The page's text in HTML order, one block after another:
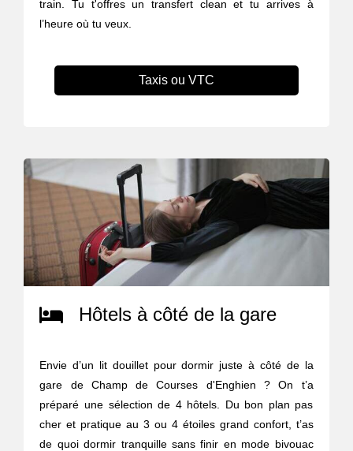
train. Tu t'offres un transfert clean et tu arrives à
l’heure où tu veux.
Taxis ou VTC
Hôtels à côté de la gare
Envie d’un lit douillet pour dormir juste à côté de la
gare de Champ de Courses d'Enghien ? On t’a
préparé une sélection de 4 hôtels. Du bon plan pas
cher et pratique au 3 ou 4 étoiles grand confort, t’as
de quoi dormir tranquille sans finir en mode bivouac